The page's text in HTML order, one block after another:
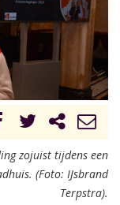
zojuist tijdens een
(Foto: IJsbrand
Terpstra).